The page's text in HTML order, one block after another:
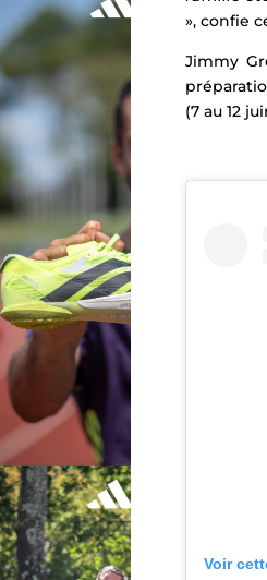
», confie
Jimmy
(7 au 12
Voir